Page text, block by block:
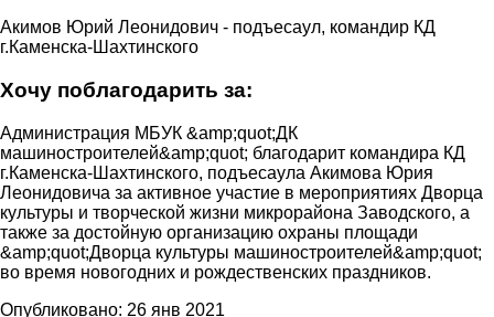
Акимов Юрий Леонидович - подъесаул, командир КД
г.Каменска-Шахтинского
Хочу поблагодарить за:
Администрация МБУК &amp;quot;ДК
машиностроителей&amp;quot; благодарит командира КД
г.Каменска-Шахтинского, подъесаула Акимова Юрия
Леонидовича за активное участие в мероприятиях Дворца
культуры и творческой жизни микрорайона Заводского, а
также за достойную организацию охраны площади
&amp;quot;Дворца культуры машиностроителей&amp;quot;
во время новогодних и рождественских праздников.
Опубликовано: 26 янв 2021